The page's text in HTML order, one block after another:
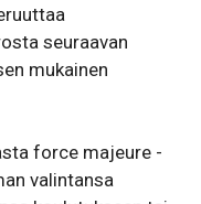
seuraavan
mukainen
force majeure -
valintansa